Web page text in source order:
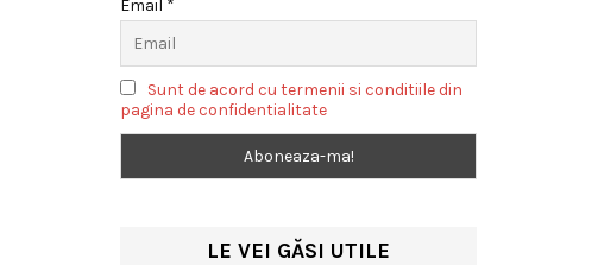
Email *
Sunt de acord cu termenii si conditiile din
pagina de confidentialitate
LE VEI GĂSI UTILE